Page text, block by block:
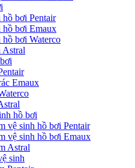
hồ bơi Pentair
hồ bơi Emaux
hồ bơi Waterco
Astral
Emaux
hồ bơi
vệ sinh hồ bơi Pentair
vệ sinh hồ bơi Emaux
Astral
sinh